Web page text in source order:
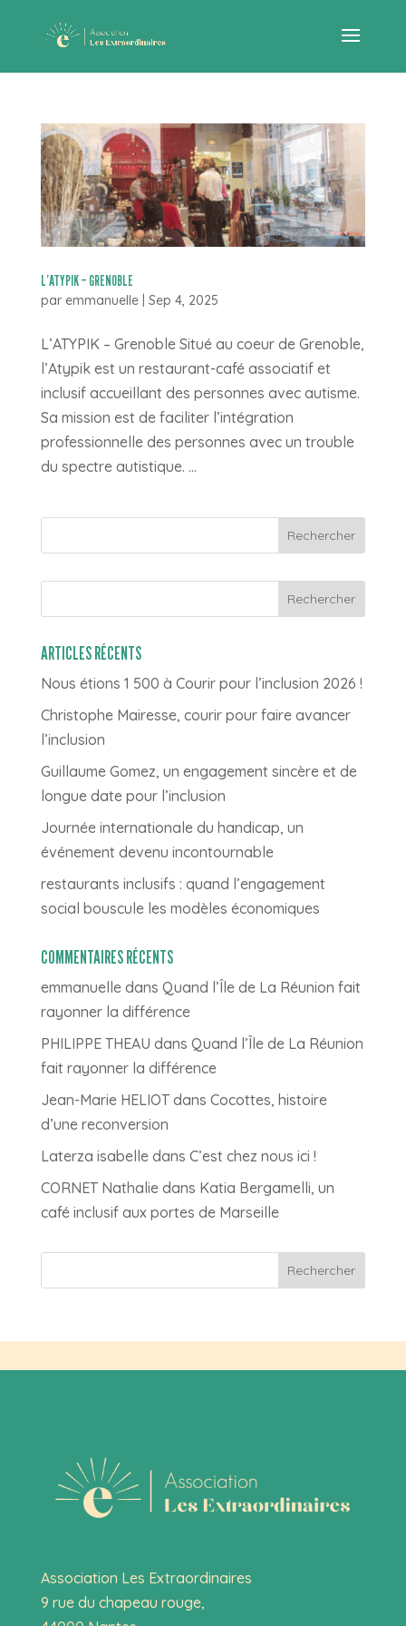
L’ATYPIK – GRENOBLE
par emmanuelle| Sep 4, 2025
L’ATYPIK – Grenoble Situé au coeur de Grenoble,
l’Atypik est un restaurant-café associatif et
inclusif accueillant des personnes avec autisme.
Sa mission est de faciliter l’intégration
professionnelle des personnes avec un trouble
du spectre autistique. ...
Rechercher
ARTICLES RÉCENTS
Nous étions 1 500 à Courir pour l’inclusion 2026 !
Christophe Mairesse, courir pour faire avancer
l’inclusion
Guillaume Gomez, un engagement sincère et de
longue date pour l’inclusion
Journée internationale du handicap, un
événement devenu incontournable
restaurants inclusifs : quand l’engagement
social bouscule les modèles économiques
COMMENTAIRES RÉCENTS
emmanuelledans Quand l’Île de La Réunion fait
rayonner la différence
PHILIPPE THEAU dans Quand l’Île de La Réunion
fait rayonner la différence
Jean-Marie HELIOTdans Cocottes, histoire
d’une reconversion
Laterza isabelledans C’est chez nous ici !
CORNET Nathaliedans Katia Bergamelli, un
café inclusif aux portes de Marseille
Rechercher
Association Les Extraordinaires
9 rue du chapeau rouge,